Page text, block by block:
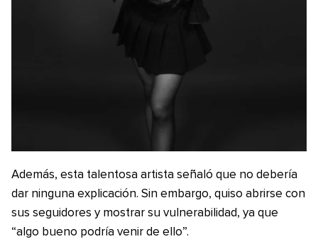
Además, esta talentosa artista señaló que no debería
dar ninguna explicación. Sin embargo, quiso abrirse con
sus seguidores y mostrar su vulnerabilidad, ya que
“algo bueno podría venir de ello”.